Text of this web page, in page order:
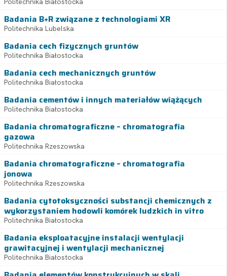
Badania B+R związane z technologiami XR
Politechnika Lubelska
Badania cech fizycznych gruntów
Politechnika Białostocka
Badania cech mechanicznych gruntów
Politechnika Białostocka
Badania cementów i innych materiałów wiążących
Politechnika Białostocka
Badania chromatograficzne – chromatografia
gazowa
Politechnika Rzeszowska
Badania chromatograficzne – chromatografia
jonowa
Politechnika Rzeszowska
Badania cytotoksyczności substancji chemicznych z
wykorzystaniem hodowli komórek ludzkich in vitro
Politechnika Białostocka
Badania eksploatacyjne instalacji wentylacji
grawitacyjnej i wentylacji mechanicznej
Politechnika Białostocka